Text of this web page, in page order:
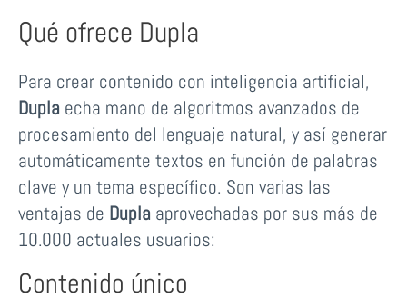
Qué ofrece Dupla
Para crear contenido con inteligencia artificial,
Dupla echa mano de algoritmos avanzados de
procesamiento del lenguaje natural, y así generar
automáticamente textos en función de palabras
clave y un tema específico. Son varias las
ventajas de Dupla aprovechadas por sus más de
10.000 actuales usuarios:
Contenido único